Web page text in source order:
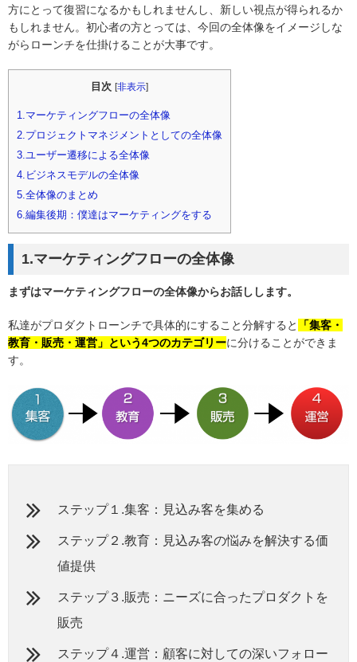
方にとって復習になるかもしれませんし、新しい視点が得られるか
もしれません。初心者の方とっては、今回の全体像をイメージしな
がらローンチを仕掛けることが大事です。
目次 [非表示]
1.マーケティングフローの全体像
2.プロジェクトマネジメントとしての全体像
3.ユーザー遷移による全体像
4.ビジネスモデルの全体像
5.全体像のまとめ
6.編集後期：僕達はマーケティングをする
1.マーケティングフローの全体像
まずはマーケティングフローの全体像からお話しします。
私達がプロダクトローンチで具体的にすること分解すると
「集客・
教育・販売・運営」という4つのカテゴリーに分けることができま
す。
ステップ１.集客：見込み客を集める
ステップ２.教育：見込み客の悩みを解決する価
値提供
ステップ３.販売：ニーズに合ったプロダクトを
販売
ステップ４.運営：顧客に対しての深いフォロー